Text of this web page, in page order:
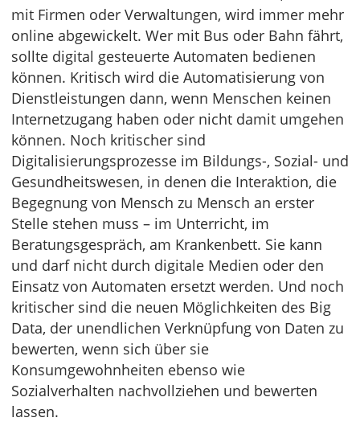
mit Firmen oder Verwaltungen, wird immer mehr
online abgewickelt. Wer mit Bus oder Bahn fährt,
sollte digital gesteuerte Automaten bedienen
können. Kritisch wird die Automatisierung von
Dienstleistungen dann, wenn Menschen keinen
Internetzugang haben oder nicht damit umgehen
können. Noch kritischer sind
Digitalisierungsprozesse im Bildungs-, Sozial- und
Gesundheitswesen, in denen die Interaktion, die
Begegnung von Mensch zu Mensch an erster
Stelle stehen muss – im Unterricht, im
Beratungsgespräch, am Krankenbett. Sie kann
und darf nicht durch digitale Medien oder den
Einsatz von Automaten ersetzt werden. Und noch
kritischer sind die neuen Möglichkeiten des Big
Data, der unendlichen Verknüpfung von Daten zu
bewerten, wenn sich über sie
Konsumgewohnheiten ebenso wie
Sozialverhalten nachvollziehen und bewerten
lassen.